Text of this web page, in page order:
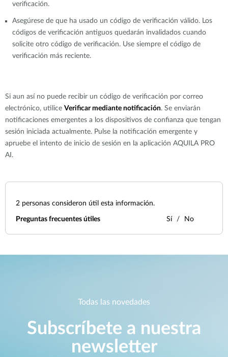
verificación.
Asegúrese de que ha usado un código de verificación válido. Los
códigos de verificación antiguos quedarán invalidados cuando
solicite otro código de verificación. Use siempre el código de
verificación más reciente.
Si aun así no puede recibir un código de verificación por correo
electrónico, utilice Verificar mediante notificación. Se enviarán
notificaciones emergentes a los dispositivos de confianza que tengan
sesión iniciada actualmente. Pulse la notificación emergente y
apruebe el intento de inicio de sesión en la aplicación AQUILA PRO
AI.
2 personas consideron útil esta información.
Preguntas frecuentes útiles Sí No
Todas las novedades
Subscríbete a nuestra
newsletter